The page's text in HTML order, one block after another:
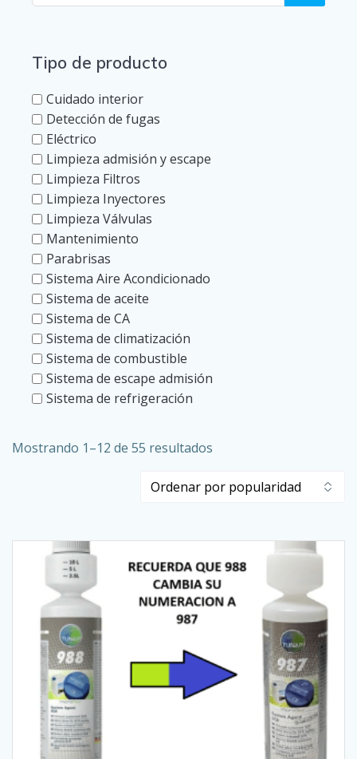
Tipo de producto
Cuidado interior
Detección de fugas
Eléctrico
Limpieza admisión y escape
Limpieza Filtros
Limpieza Inyectores
Limpieza Válvulas
Mantenimiento
Parabrisas
Sistema Aire Acondicionado
Sistema de aceite
Sistema de CA
Sistema de climatización
Sistema de combustible
Sistema de escape admisión
Sistema de refrigeración
Mostrando 1–12 de 55 resultados
popularidad